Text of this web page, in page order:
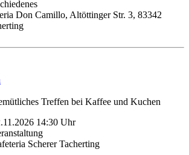
Don Camillo, Altöttinger Str. 3, 83342
Treffen bei Kaffee und Kuchen
14:30 Uhr
Scherer Tacherting